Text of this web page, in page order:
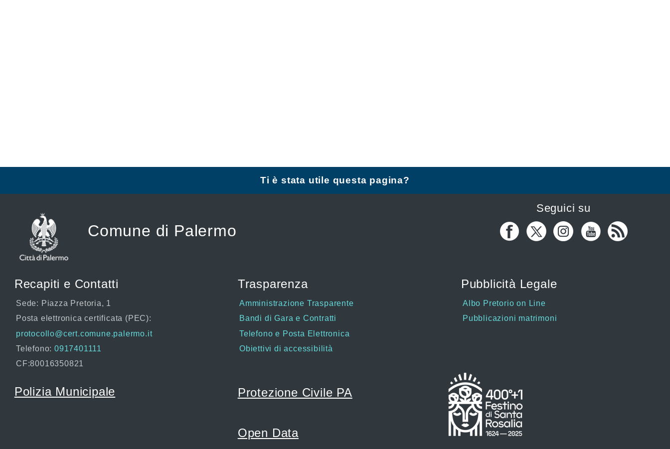
Ti è stata utile questa pagina?
Comune di Palermo
Recapiti e Contatti
Sede: Piazza Pretoria, 1
Posta elettronica certificata (PEC):
protocollo@cert.comune.palermo.it
Telefono: 0917401111
CF:80016350821
Polizia Municipale
Trasparenza
Amministrazione Trasparente
Bandi di Gara e Contratti
Telefono e Posta Elettronica
Obiettivi di accessibilità
Protezione Civile PA
Open Data
Pubblicità Legale
Albo Pretorio on Line
Pubblicazioni matrimoni
Seguici su